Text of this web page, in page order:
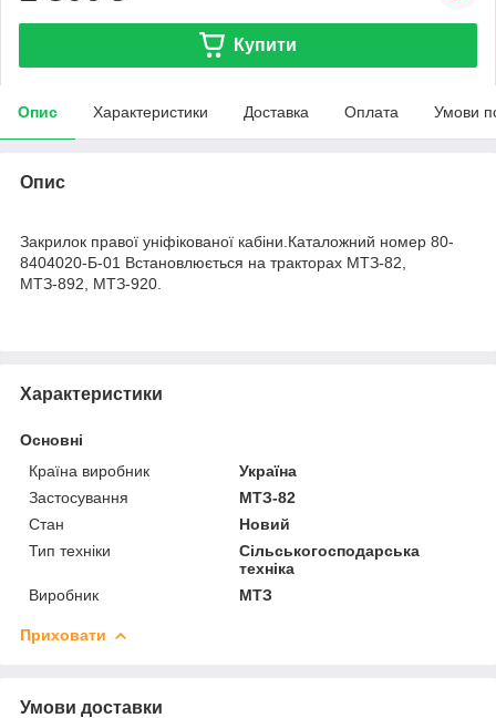
Купити
Опис Характеристики Доставка Оплата Умови
Опис
Закрилок правої уніфікованої кабіни.Каталожний номер 80-
8404020-Б-01 Встановлюється на тракторах МТЗ-82,
МТЗ-892, МТЗ-920.
Характеристики
Основні
Країна виробник
Україна
Застосування
МТЗ-82
Стан
Новий
Тип техніки
Сільськогосподарська
техніка
Виробник
МТЗ
Приховати
Умови доставки